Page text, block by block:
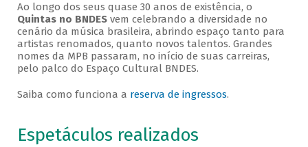
Ao longo dos seus quase 30 anos de existência, o
Quintas no BNDESvem celebrando a diversidade no
cenário da música brasileira, abrindo espaço tanto para
artistas renomados, quanto novos talentos. Grandes
nomes da MPB passaram, no início de suas carreiras,
pelo palco do Espaço Cultural BNDES.
Saiba como funciona a reserva de ingressos.
Espetáculos realizados